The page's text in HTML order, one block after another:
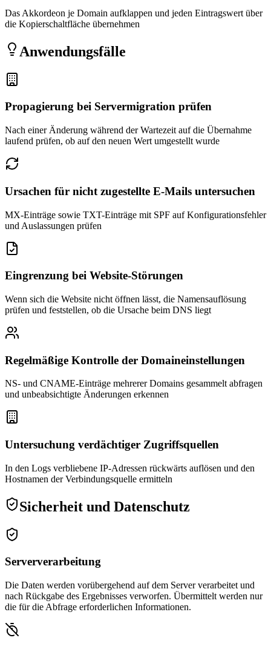
Das Akkordeon je Domain aufklappen und jeden Eintragswert über
die Kopierschaltfläche übernehmen
Anwendungsfälle
Propagierung bei Servermigration prüfen
Nach einer Änderung während der Wartezeit auf die Übernahme
laufend prüfen, ob auf den neuen Wert umgestellt wurde
Ursachen für nicht zugestellte E-Mails untersuchen
MX-Einträge sowie TXT-Einträge mit SPF auf Konfigurationsfehler
und Auslassungen prüfen
Eingrenzung bei Website-Störungen
Wenn sich die Website nicht öffnen lässt, die Namensauflösung
prüfen und feststellen, ob die Ursache beim DNS liegt
Regelmäßige Kontrolle der Domaineinstellungen
NS- und CNAME-Einträge mehrerer Domains gesammelt abfragen
und unbeabsichtigte Änderungen erkennen
Untersuchung verdächtiger Zugriffsquellen
In den Logs verbliebene IP-Adressen rückwärts auflösen und den
Hostnamen der Verbindungsquelle ermitteln
Sicherheit und Datenschutz
Serververarbeitung
Die Daten werden vorübergehend auf dem Server verarbeitet und
nach Rückgabe des Ergebnisses verworfen. Übermittelt werden nur
die für die Abfrage erforderlichen Informationen.